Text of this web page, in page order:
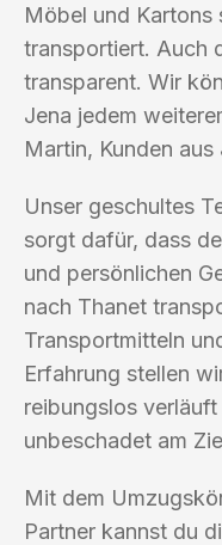
Möbel und
transportiert. Auch
transparent. Wir
Jena jedem
Martin, Kunden aus
Unser geschultes
sorgt dafür, dass
und persönlichen
nach Thanet
Transportmitteln
Erfahrung stellen
reibungslos
unbeschadet am
Mit dem
Partner kannst du